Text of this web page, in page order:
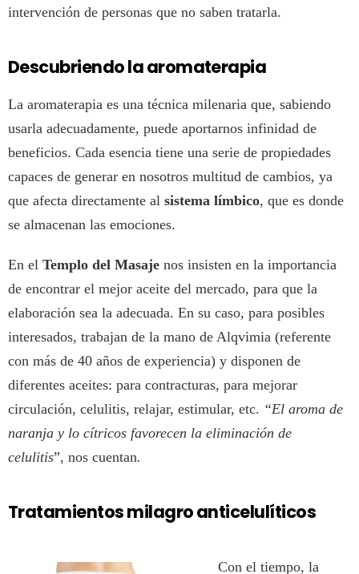
intervención de personas que no saben tratarla.
Descubriendo la aromaterapia
La aromaterapia es una técnica milenaria que, sabiendo
usarla adecuadamente, puede aportarnos infinidad de
beneficios. Cada esencia tiene una serie de propiedades
capaces de generar en nosotros multitud de cambios, ya
que afecta directamente al sistema límbico, que es donde
se almacenan las emociones.
En el Templo del Masaje nos insisten en la importancia
de encontrar el mejor aceite del mercado, para que la
elaboración sea la adecuada. En su caso, para posibles
interesados, trabajan de la mano de Alqvimia (referente
con más de 40 años de experiencia) y disponen de
diferentes aceites: para contracturas, para mejorar
circulación, celulitis, relajar, estimular, etc. “El aroma de
naranja y lo cítricos favorecen la eliminación de
celulitis”, nos cuentan.
Tratamientos milagro anticelulíticos
Con el tiempo, la